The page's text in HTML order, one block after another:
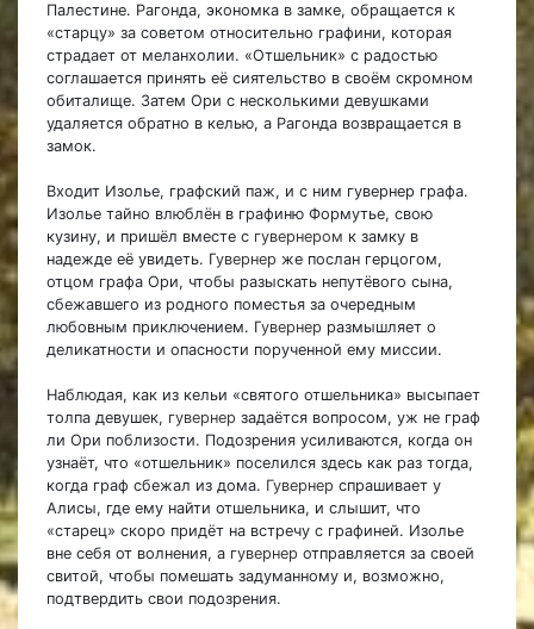
Палестине. Рагонда, экономка в замке, обращается к
«старцу» за советом относительно графини, которая
страдает от меланхолии. «Отшельник» с радостью
соглашается принять её сиятельство в своём скромном
обиталище. Затем Ори с несколькими девушками
удаляется обратно в келью, а Рагонда возвращается в
замок.
Входит Изолье, графский паж, и с ним гувернер графа.
Изолье тайно влюблён в графиню Формутье, свою
кузину, и пришёл вместе с гувернером к замку в
надежде её увидеть. Гувернер же послан герцогом,
отцом графа Ори, чтобы разыскать непутёвого сына,
сбежавшего из родного поместья за очередным
любовным приключением. Гувернер размышляет о
деликатности и опасности порученной ему миссии.
Наблюдая, как из кельи «святого отшельника» высыпает
толпа девушек, гувернер задаётся вопросом, уж не граф
ли Ори поблизости. Подозрения усиливаются, когда он
узнаёт, что «отшельник» поселился здесь как раз тогда,
когда граф сбежал из дома. Гувернер спрашивает у
Алисы, где ему найти отшельника, и слышит, что
«старец» скоро придёт на встречу с графиней. Изолье
вне себя от волнения, а гувернер отправляется за своей
свитой, чтобы помешать задуманному и, возможно,
подтвердить свои подозрения.